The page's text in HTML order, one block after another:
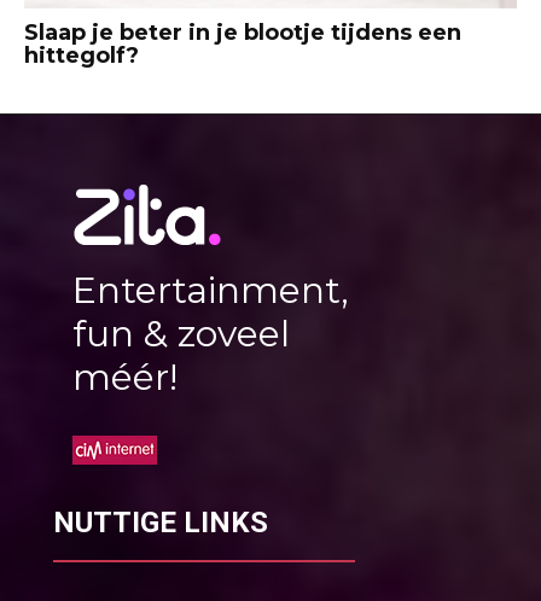
Slaap je beter in je blootje tijdens een
hittegolf?
Entertainment,
fun & zoveel
méér!
NUTTIGE LINKS